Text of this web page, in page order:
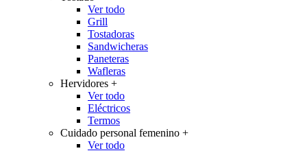
Ver todo
Grill
Tostadoras
Sandwicheras
Paneteras
Wafleras
Hervidores +
Ver todo
Eléctricos
Termos
Cuidado personal femenino +
Ver todo